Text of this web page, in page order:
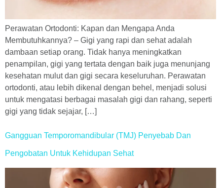
Perawatan Ortodonti: Kapan dan Mengapa Anda
Membutuhkannya? – Gigi yang rapi dan sehat adalah
dambaan setiap orang. Tidak hanya meningkatkan
penampilan, gigi yang tertata dengan baik juga menunjang
kesehatan mulut dan gigi secara keseluruhan. Perawatan
ortodonti, atau lebih dikenal dengan behel, menjadi solusi
untuk mengatasi berbagai masalah gigi dan rahang, seperti
gigi yang tidak sejajar, […]
Gangguan Temporomandibular (TMJ) Penyebab Dan
Pengobatan Untuk Kehidupan Sehat